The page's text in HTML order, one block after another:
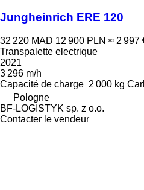
Jungheinrich ERE 120
32 220 MAD 12 900 PLN ≈ 2 997
Transpalette electrique
2021
3 296 m/h
Capacité de charge 2 000 kg
Pologne
BF-LOGISTYK sp. z o.o.
Contacter le vendeur